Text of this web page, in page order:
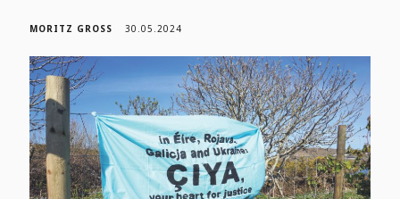
MORITZ GROSS 30.05.2024